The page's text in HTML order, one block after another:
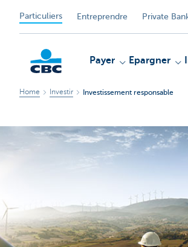
Particuliers Entreprendre Private
Particulieren
Payer Epargner
Home Investir Investissement responsable